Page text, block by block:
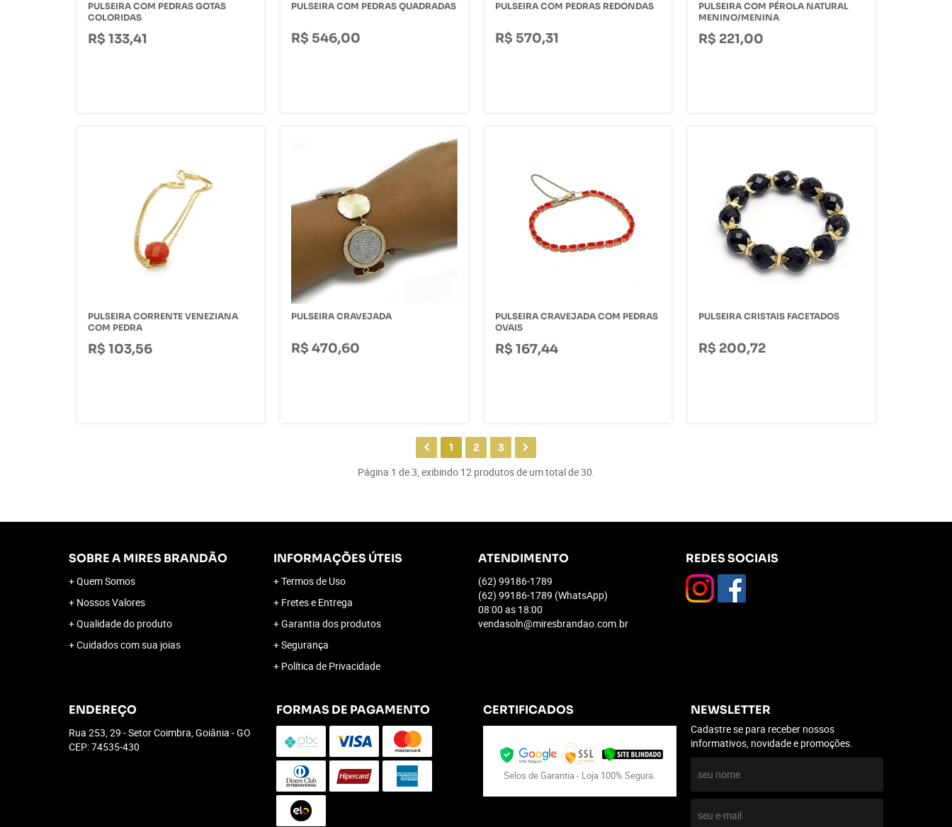
PULSEIRA COM PEDRAS GOTAS
COLORIDAS
R$ 133,41
PULSEIRA COM PEDRAS QUADRADAS
R$ 546,00
PULSEIRA COM PEDRAS REDONDAS
R$ 570,31
PULSEIRA COM PÉROLA NATURAL
MENINO/MENINA
R$ 221,00
PULSEIRA CORRENTE VENEZIANA
COM PEDRA
R$ 103,56
PULSEIRA CRAVEJADA
R$ 470,60
PULSEIRA CRAVEJADA COM PEDRAS
OVAIS
R$ 167,44
PULSEIRA CRISTAIS FACETADOS
R$ 200,72
1 2 3
Página 1 de 3, exibindo 12 produtos de um total de 30.
SOBRE A MIRES BRANDÃO
Quem Somos
Nossos Valores
Qualidade do produto
Cuidados com sua joias
INFORMAÇÕES ÚTEIS
Termos de Uso
Fretes e Entrega
Garantia dos produtos
Segurança
Política de Privacidade
ATENDIMENTO
(62) 99186-1789
(62) 99186-1789 (WhatsApp)
08:00 as 18:00
vendasoln@miresbrandao.com.br
REDES SOCIAIS
ENDEREÇO
Rua 253, 29 -Setor Coimbra, Goiânia -GO
CEP: 74535-430
FORMAS DE PAGAMENTO CERTIFICADOS
Selos de Garantia - Loja 100% Segura.
NEWSLETTER
Cadastre se para receber nossos
informativos, novidade e promoções.